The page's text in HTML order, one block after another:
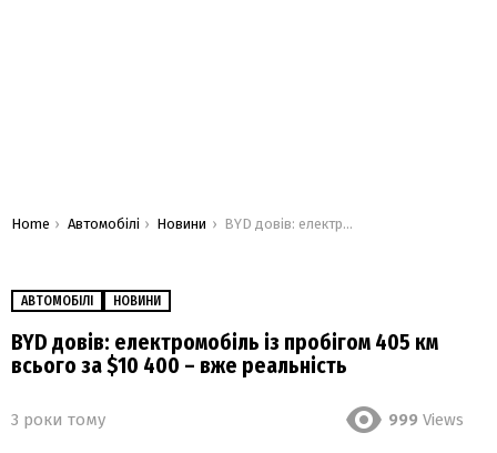
You are here:
Home Автомобілі Новини BYD довів: електромобіль із пробігом 405 км всього за $10 400 – вже реальність
АВТОМОБІЛІ НОВИНИ
BYD довів: електромобіль із пробігом 405 км
всього за $10 400 – вже реальність
3 роки тому 999 Views